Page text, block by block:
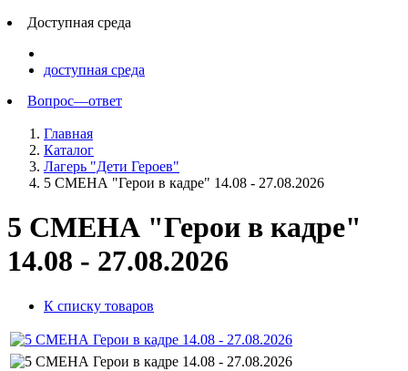
Доступная среда
доступная среда
Вопрос—ответ
Главная
Каталог
Лагерь "Дети Героев"
5 СМЕНА "Герои в кадре" 14.08 - 27.08.2026
5 СМЕНА "Герои в кадре"
14.08 - 27.08.2026
К списку товаров